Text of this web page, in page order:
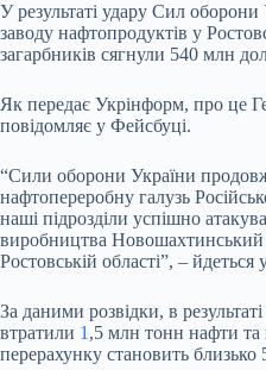
У результаті удару Сил
заводу нафтопродуктів у
загарбників сягнули 540 млн
Як передає Укрінформ, про це
повідомляє у Фейсбуці.
“Сили оборони України
нафтопереробну галузь
наші підрозділи успішно
виробництва Новошахтинський
Ростовській області”, – йдеться
За даними розвідки, в
втратили 1 ,5 млн тонн нафти та
перерахунку становить близько